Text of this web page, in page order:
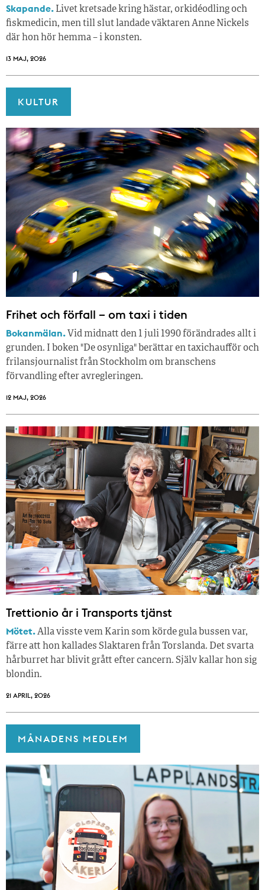
Skapande. Livet kretsade kring hästar, orkidéodling och
fiskmedicin, men till slut landade väktaren Anne Nickels
där hon hör hemma – i konsten.
13 MAJ, 2026
KULTUR
Frihet och förfall – om taxi i tiden
Bokanmälan. Vid midnatt den 1 juli 1990 förändrades allt i
grunden. I boken "De osynliga" berättar en taxichaufför och
frilansjournalist från Stockholm om branschens
förvandling efter avregleringen.
12 MAJ, 2026
Trettionio år i Transports tjänst
Mötet.Alla visste vem Karin som körde gula bussen var,
färre att hon kallades Slaktaren från Torslanda. Det svarta
hårburret har blivit grått efter cancern. Själv kallar hon sig
blondin.
21 APRIL, 2026
MÅNADENS MEDLEM